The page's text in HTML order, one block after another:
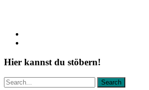
Hier kannst du stöbern!